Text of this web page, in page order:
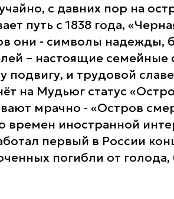
с давних пор на
путь с 1838 года,
они - символы надежды,
– настоящие семейные
подвигу, и трудовой
на Мудьюг статус
мрачно - «Остров
времен иностранной
первый в России
погибли от